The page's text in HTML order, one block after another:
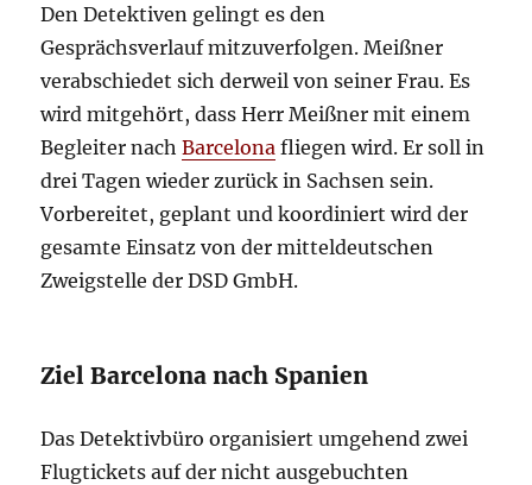
Den Detektiven gelingt es den
Gesprächsverlauf mitzuverfolgen. Meißner
verabschiedet sich derweil von seiner Frau. Es
wird mitgehört, dass Herr Meißner mit einem
Begleiter nachBarcelona fliegen wird. Er soll in
drei Tagen wieder zurück in Sachsen sein.
Vorbereitet, geplant und koordiniert wird der
gesamte Einsatz von der mitteldeutschen
Zweigstelle der DSD GmbH.
Ziel Barcelona nach Spanien
Das Detektivbüro organisiert umgehend zwei
Flugtickets auf der nicht ausgebuchten